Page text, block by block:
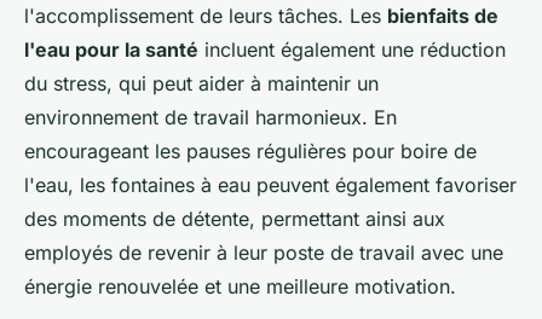
l'accomplissement de leurs tâches. Les bienfaits de
l'eau pour la santé incluent également une réduction
du stress, qui peut aider à maintenir un
environnement de travail harmonieux. En
encourageant les pauses régulières pour boire de
l'eau, les fontaines à eau peuvent également favoriser
des moments de détente, permettant ainsi aux
employés de revenir à leur poste de travail avec une
énergie renouvelée et une meilleure motivation.